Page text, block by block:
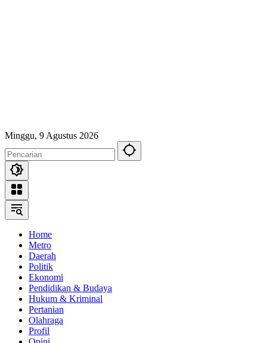
Minggu, 9 Agustus 2026
Home
Metro
Daerah
Politik
Ekonomi
Pendidikan & Budaya
Hukum & Kriminal
Pertanian
Olahraga
Profil